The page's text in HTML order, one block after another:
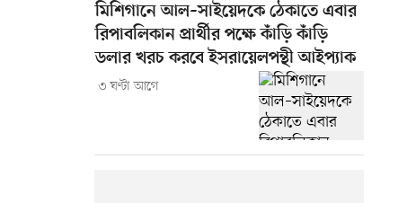
মিশিগানে আল–সাইয়েদকে ঠেকাতে এবার
রিপাবলিকান প্রার্থীর পক্ষে কাঁড়ি কাঁড়ি
ডলার খরচ করবে ইসরায়েলপন্থী আইপ্যাক
৩ ঘণ্টা আগে